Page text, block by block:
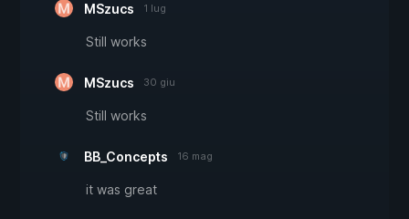
MSzucs 1 lug
Still works
MSzucs 30 giu
Still works
BB_Concepts 16 mag
it was great